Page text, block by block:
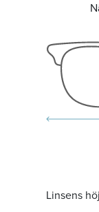
Linsens